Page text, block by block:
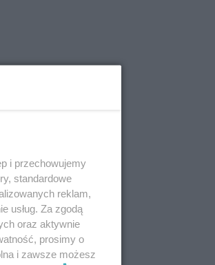
i przechowujemy
standardowe
reklam,
usług. Za zgodą
oraz aktywnie
prosimy o
i zawsze możesz